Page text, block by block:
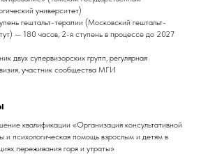
университет)
гештальт-терапии (Московский гештальт-
— 180 часов, 2-я ступень в процессе до 2027
двух супервизорских групп, регулярная
участник сообщества МГИ
квалификации «Организация консультативной
и психологическая помощь взрослым и детям в
переживания горя и утраты»